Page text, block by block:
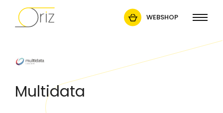
WEBSHOP
Multidata